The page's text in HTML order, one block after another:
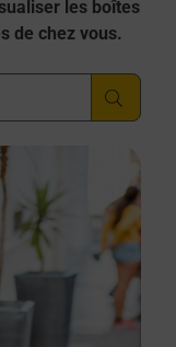
les boîtes
de chez vous.